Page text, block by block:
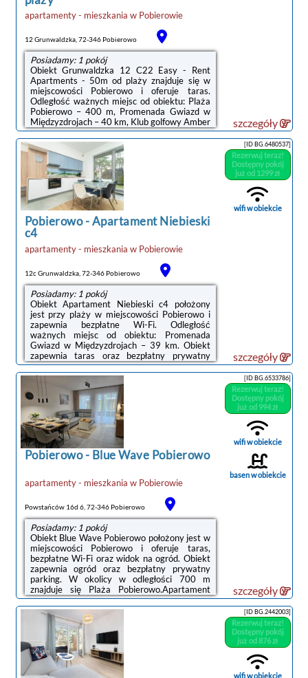
apartamenty - mieszkania w Pobierowie
12 Grunwaldzka, 72-346 Pobierowo
Posiadamy: 1 pokój
Obiekt Grunwaldzka 12 C22 Easy - Rent
Apartments - 50m od plaży znajduje się w
miejscowości Pobierowo i oferuje taras.
Odległość ważnych miejsc od obiektu: Plaża
Pobierowo – 400 m, Promenada Gwiazd w
Międzyzdrojach – 40 km, Klub golfowy Amber
Baltic – 28 km. W okolicy apartamentu
panują doskonałe warunki do uprawiania
nurkowania z rurką i jazdy na rowerze,
dostępny jest także bezpłatny prywatny
parking.W apartamencie zapewniono balkon,
sypialnię (1), salon z telewizorem z płaskim
ekranem, aneks kuchenny ze standardowym
wyposażeniem, takim jak lodówka i
zmywarka, a także ...
szczegóły
noclegi Pobierowo
Pobierowo-Apartament Niebieski
c4
apartamenty - mieszkania w Pobierowie
12c Grunwaldzka, 72-346 Pobierowo
Posiadamy: 1 pokój
Obiekt Apartament Niebieski c4 położony
jest przy plaży w miejscowości Pobierowo i
zapewnia bezpłatne Wi-Fi. Odległość
ważnych miejsc od obiektu: Promenada
Gwiazd w Międzyzdrojach – 39 km. Obiekt
zapewnia taras oraz bezpłatny prywatny
parking. W okolicy w odległości 400 m
znajduje się Plaża Pobierowo.Apartament
znajduje się na parterze. Na miejscu
zapewniono sypialnię (1), aneks kuchenny z
doskonałym wyposażeniem, w tym lodówką i
zmywarką, a także salon z telewizorem z
płaskim ekranem. W apartamencie
zapewniono ręczniki i pościel.W okolicy
panują doskonałe warunki ...
[ID BG.6480537]
Rezerwuj teraz!
Dostępny pokój
już od 1299 zł
wifi w obiekcie
szczegóły
Pobierowo- Blue Wave Pobierowo
apartamenty - mieszkania w Pobierowie
Powstańców 16d 6, 72-346 Pobierowo
Posiadamy: 1 pokój
Obiekt Blue Wave Pobierowo położony jest w
miejscowości Pobierowo i oferuje taras,
bezpłatne Wi-Fi oraz widok na ogród. Obiekt
zapewnia ogród oraz bezpłatny prywatny
parking. W okolicy w odległości 700 m
znajduje się Plaża Pobierowo.Apartament
znajduje się na parterze. Na miejscu
zapewniono sypialnię (1), telewizor z płaskim
ekranem z dostępem do kanałów
satelitarnych oraz aneks kuchenny z pełnym
wyposażeniem, w tym lodówką, zmywarką,
pralką, piekarnikiem i płytą kuchenną. W
apartamencie zapewniono ręczniki i
pościel.Obiekt Blue Wave Pobierowo oferuje
[ID BG.6533786]
Rezerwuj teraz!
Dostępny pokój
już od 994 zł
wifi w obiekcie
basen w obiekcie
szczegóły
[ID BG.2442003]
Rezerwuj teraz!
Dostępny pokój
już od 876 zł
wifi w obiekcie